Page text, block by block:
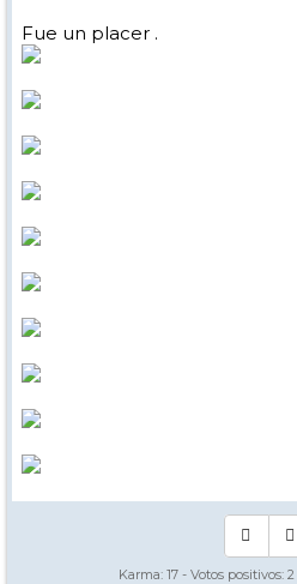
Fue un placer .
Karma: 17 - Votos positivos: 2